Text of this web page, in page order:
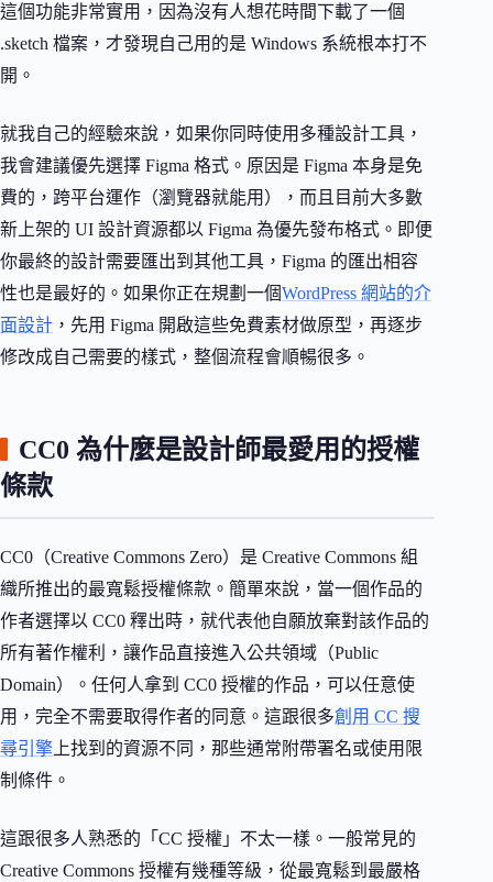
這個功能非常實用，因為沒有人想花時間下載了一個
.sketch 檔案，才發現自己用的是 Windows 系統根本打不
開。
就我自己的經驗來說，如果你同時使用多種設計工具，
我會建議優先選擇 Figma 格式。原因是 Figma 本身是免
費的，跨平台運作（瀏覽器就能用），而且目前大多數
新上架的 UI 設計資源都以 Figma 為優先發布格式。即便
你最終的設計需要匯出到其他工具，Figma 的匯出相容
性也是最好的。如果你正在規劃一個WordPress 網站的介
面設計 ，先用 Figma 開啟這些免費素材做原型，再逐步
修改成自己需要的樣式，整個流程會順暢很多。
CC0 為什麼是設計師最愛用的授權
條款
CC0（Creative Commons Zero）是 Creative Commons 組
織所推出的最寬鬆授權條款。簡單來說，當一個作品的
作者選擇以 CC0 釋出時，就代表他自願放棄對該作品的
所有著作權利，讓作品直接進入公共領域（Public
Domain）。任何人拿到 CC0 授權的作品，可以任意使
用，完全不需要取得作者的同意。這跟很多創用 CC 搜
尋引擎 上找到的資源不同，那些通常附帶署名或使用限
制條件。
這跟很多人熟悉的「CC 授權」不太一樣。一般常見的
Creative Commons 授權有幾種等級，從最寬鬆到最嚴格